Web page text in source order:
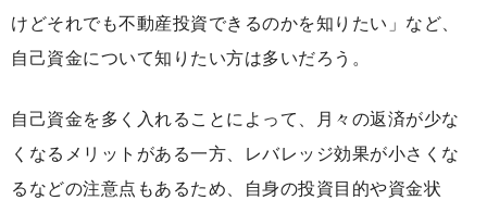
けどそれでも不動産投資できるのかを知りたい」など、
自己資金について知りたい方は多いだろう。
自己資金を多く入れることによって、月々の返済が少な
くなるメリットがある一方、レバレッジ効果が小さくな
るなどの注意点もあるため、自身の投資目的や資金状